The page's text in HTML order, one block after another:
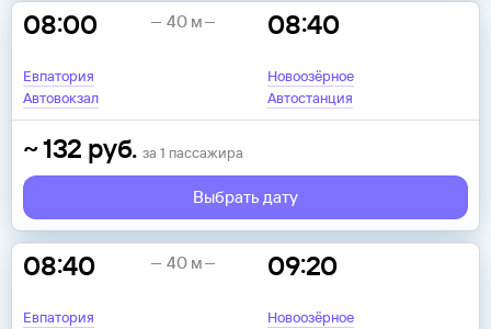
08:00
Евпатория
Автовокзал
08:40
Новоозёрное
Автостанция
40 м
~132 руб. за 1 пассажира
Выбрать дату
08:40
Евпатория
09:20
Новоозёрное
40 м